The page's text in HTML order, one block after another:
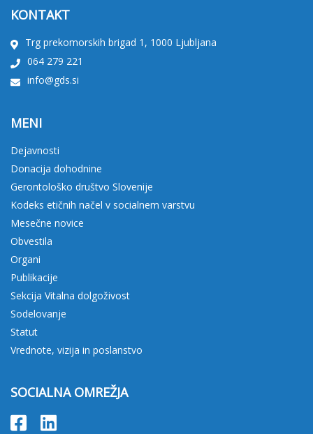
KONTAKT
Trg prekomorskih brigad 1, 1000 Ljubljana
064 279 221
info@gds.si
MENI
Dejavnosti
Donacija dohodnine
Gerontološko društvo Slovenije
Kodeks etičnih načel v socialnem varstvu
Mesečne novice
Obvestila
Organi
Publikacije
Sekcija Vitalna dolgoživost
Sodelovanje
Statut
Vrednote, vizija in poslanstvo
SOCIALNA OMREŽJA